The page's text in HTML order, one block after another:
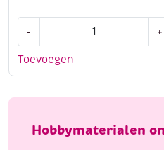
Toevoegen
-
set
summer
aantal
+
Hobbymaterialen